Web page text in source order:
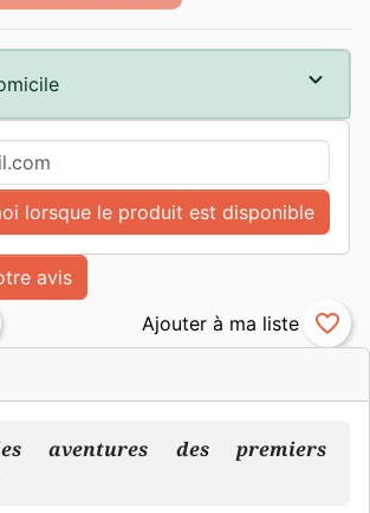
aventures des premiers
lorsque le produit est disponible
avis
favorite_border